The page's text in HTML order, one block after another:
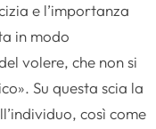
e l’importanza
in modo
volere, che non si
Su questa scia la
così come